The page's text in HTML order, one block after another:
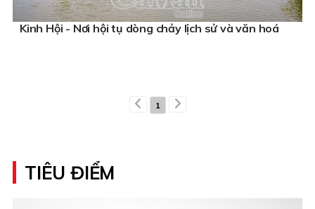
Kinh Hội - Nơi hội tụ dòng chảy lịch sử và văn hoá
1
TIÊU ĐIỂM